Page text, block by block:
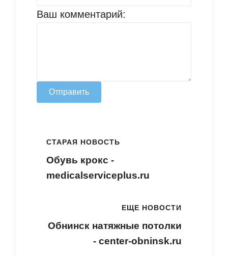
Ваш комментарий:
Отправить
СТАРАЯ НОВОСТЬ
Обувь крокс -
medicalserviceplus.ru
ЕЩЕ НОВОСТИ
Обнинск натяжные потолки
- center-obninsk.ru